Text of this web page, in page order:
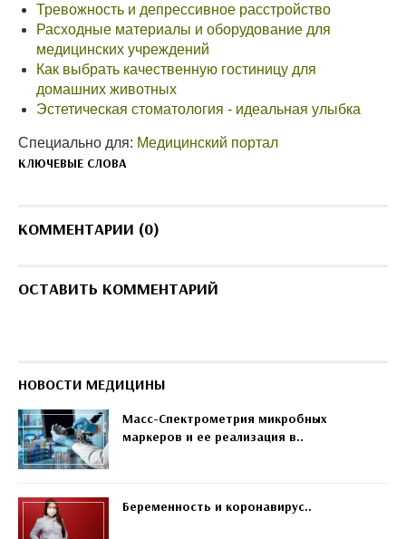
Тревожность и депрессивное расстройство
Расходные материалы и оборудование для
медицинских учреждений
Как выбрать качественную гостиницу для
домашних животных
Эстетическая стоматология - идеальная улыбка
Специально для: Медицинский портал
КЛЮЧЕВЫЕ СЛОВА
КОММЕНТАРИИ (0)
ОСТАВИТЬ КОММЕНТАРИЙ
НОВОСТИ МЕДИЦИНЫ
Масс-Спектрометрия микробных
маркеров и ее реализация в..
Беременность и коронавирус..